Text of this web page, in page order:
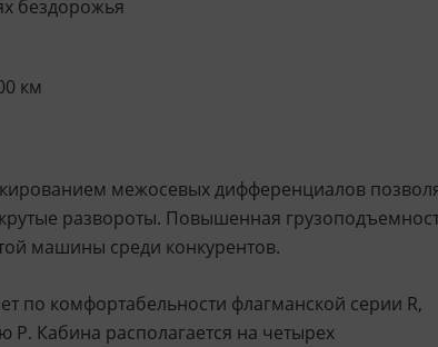
бездорожья
км
межосевых дифференциалов
развороты. Повышенная
машины среди конкурентов.
по комфортабельности флагманской серии R,
Кабина располагается на четырех